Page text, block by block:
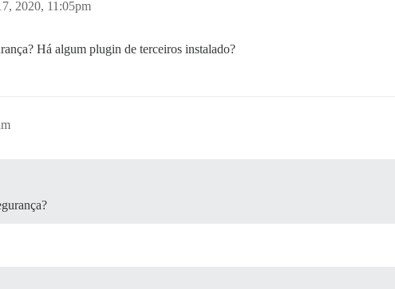
2020, 11:05pm
Há algum plugin de terceiros instalado?